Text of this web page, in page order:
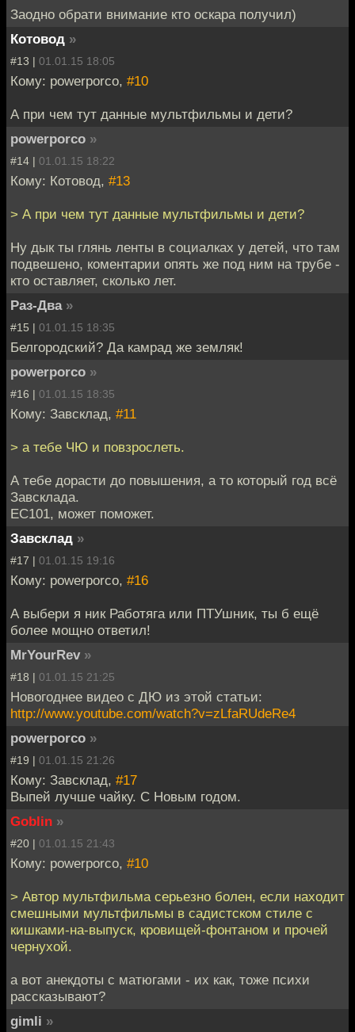
Заодно обрати внимание кто оскара получил)
Котовод »
#13 | 01.01.15 18:05
Кому: powerporco, #10
А при чем тут данные мультфильмы и дети?
powerporco »
#14 | 01.01.15 18:22
Кому: Котовод, #13
> А при чем тут данные мультфильмы и дети?
Ну дык ты глянь ленты в социалках у детей, что там
подвешено, коментарии опять же под ним на трубе -
кто оставляет, сколько лет.
Раз-Два »
#15 | 01.01.15 18:35
Белгородский? Да камрад же земляк!
powerporco »
#16 | 01.01.15 18:35
Кому: Завсклад, #11
> а тебе ЧЮ и повзрослеть.
А тебе дорасти до повышения, а то который год всё
Завсклада.
EC101, может поможет.
Завсклад »
#17 | 01.01.15 19:16
Кому: powerporco, #16
А выбери я ник Работяга или ПТУшник, ты б ещё
более мощно ответил!
MrYourRev »
#18 | 01.01.15 21:25
Новогоднее видео с ДЮ из этой статьи:
http://www.youtube.com/watch?v=zLfaRUdeRe4
powerporco »
#19 | 01.01.15 21:26
Кому: Завсклад, #17
Выпей лучше чайку. С Новым годом.
Goblin »
#20 | 01.01.15 21:43
Кому: powerporco, #10
> Автор мультфильма серьезно болен, если находит
смешными мультфильмы в садистском стиле с
кишками-на-выпуск, кровищей-фонтаном и прочей
чернухой.
а вот анекдоты с матюгами - их как, тоже психи
рассказывают?
gimli »